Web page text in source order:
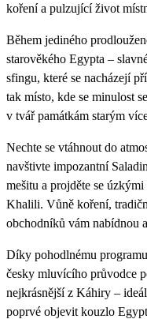
koření a pulzující život
Během jediného
starověkého Egypta –
sfingu, které se nacházejí
tak místo, kde se minulost
v tvář památkám starým
Nechte se vtáhnout do
navštivte impozantní
mešitu a projděte se
Khalili. Vůně koření,
obchodníků vám nabídnou
Díky pohodlnému
česky mluvícího průvodce
nejkrásnější z Káhiry –
poprvé objevit kouzlo